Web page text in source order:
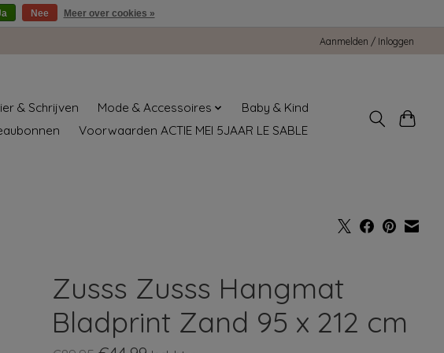
Aanmelden / Inloggen
& Schrijven Mode & Accessoires
Baby & Kind
Voorwaarden ACTIE MEI 5JAAR LE SABLE
Zusss Zusss Hangmat
Bladprint Zand 95 x 212 cm
Nee Meer over cookies »